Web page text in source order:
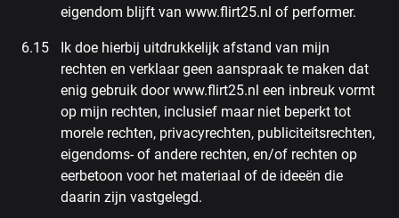
eigendom blijft van www.flirt25.nl of performer.
Ik doe hierbij uitdrukkelijk afstand van mijn
rechten en verklaar geen aanspraak te maken dat
enig gebruik door www.flirt25.nl een inbreuk vormt
op mijn rechten, inclusief maar niet beperkt tot
morele rechten, privacyrechten, publiciteitsrechten,
eigendoms- of andere rechten, en/of rechten op
eerbetoon voor het materiaal of de ideeën die
daarin zijn vastgelegd.